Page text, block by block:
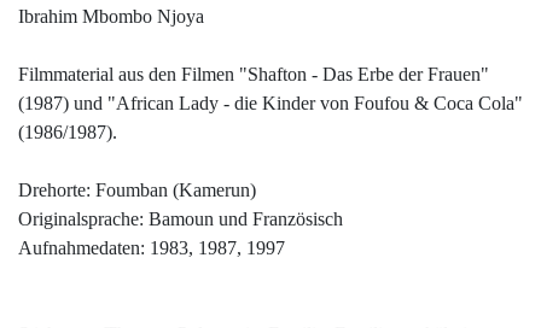
Ibrahim Mbombo Njoya
Filmmaterial aus den Filmen "Shafton - Das Erbe der Frauen"
(1987) und "African Lady - die Kinder von Foufou & Coca Cola"
(1986/1987).
Drehorte: Foumban (Kamerun)
Originalsprache: Bamoun und Französisch
Aufnahmedaten: 1983, 1987, 1997